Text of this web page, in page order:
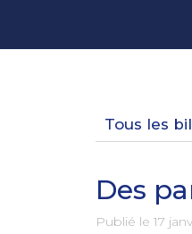
Tous les
Des
Publié le 17